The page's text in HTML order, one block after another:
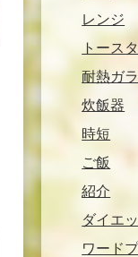
レンジ
トース
耐熱ガ
炊飯器
時短
ご飯
紹介
ダイエ
ワード